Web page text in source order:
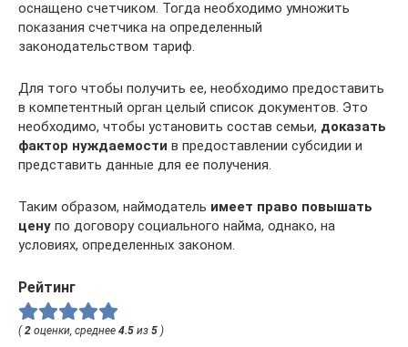
оснащено счетчиком. Тогда необходимо умножить
показания счетчика на определенный
законодательством тариф.
Для того чтобы получить ее, необходимо предоставить
в компетентный орган целый список документов. Это
необходимо, чтобы установить состав семьи, доказать
фактор нуждаемости в предоставлении субсидии и
представить данные для ее получения.
Таким образом, наймодатель имеет право повышать
цену по договору социального найма, однако, на
условиях, определенных законом.
Рейтинг
(2 оценки, среднее 4.5 из 5 )